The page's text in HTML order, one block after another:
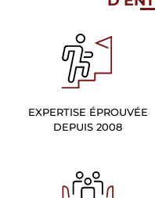
EXPERTISE ÉPROUVÉE
DEPUIS 2008